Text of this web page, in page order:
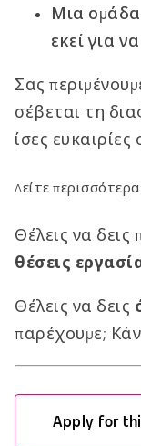
Μια
εκεί για
Σας
σέβεται τη
ίσες ευκαιρίες
Δείτε περισσότερα:
Θέλεις να δεις
θέσεις
Θέλεις να δεις
παρέχουμε;
Apply for